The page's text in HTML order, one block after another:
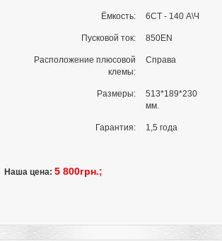
Ёмкость: 6СТ - 140 А\Ч
Пусковой ток: 850EN
Расположение плюсовой
клемы:
Справа
Размеры:
513*189*230
мм.
Гарантия: 1,5 года
Наша цена: 5 800грн.;